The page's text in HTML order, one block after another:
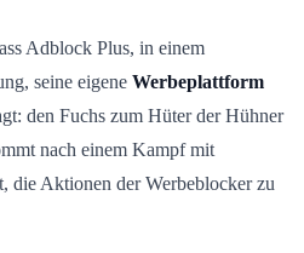
Adblock Plus, in einem
seine eigene Werbeplattform
den Fuchs zum Hüter der Hühner
nach einem Kampf mit
die Aktionen der Werbeblocker zu